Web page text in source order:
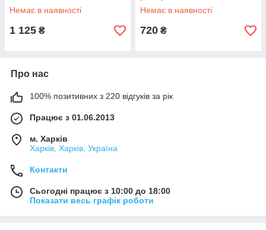
Немає в наявності
1 125 ₴
Немає в наявності
720 ₴
Про нас
100% позитивних з 220 відгуків за рік
Працює з 01.06.2013
м. Харків
Харків, Харків, Україна
Контакти
Сьогодні працює з 10:00 до 18:00
Показати весь графік роботи